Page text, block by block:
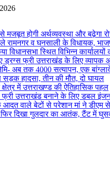
मजबूत होगी अर्थव्यवस्था और बढ़ेगा
रामनगर व घनसाली के विधायक,
विधानसभा स्थित विभिन्न कार्यालयों
ड्रग्स फ्री उत्तराखंड के लिए व्यापक
अब तक 4000 सत्यापन, एक
सड़क हादसा, तीन की मौत, दो घायल
में उत्तराखण्ड की ऐतिहासिक पहल
फ्री उत्तराखंड बनाने के लिए डबल
वाले बेटों से परेशान मां ने डीएम
फिर दिखा गुलदार का आतंक, टैंट में